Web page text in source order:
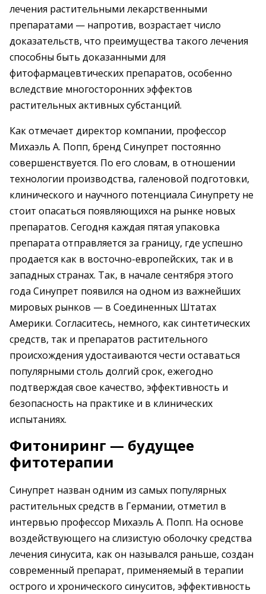
лечения растительными лекарственными
препаратами — напротив, возрастает число
доказательств, что преимущества такого лечения
способны быть доказанными для
фитофармацевтических препаратов, особенно
вследствие многосторонних эффектов
растительных активных субстанций.
Как отмечает директор компании, профессор
Михаэль А. Попп, бренд Синупрет постоянно
совершенствуется. По его словам, в отношении
технологии производства, галеновой подготовки,
клинического и научного потенциала Синупрету не
стоит опасаться появляющихся на рынке новых
препаратов. Сегодня каждая пятая упаковка
препарата отправляется за границу, где успешно
продается как в восточно-европейских, так и в
западных странах. Так, в начале сентября этого
года Синупрет появился на одном из важнейших
мировых рынков — в Соединенных Штатах
Америки. Согласитесь, немного, как синтетических
средств, так и препаратов растительного
происхождения удостаиваются чести оставаться
популярными столь долгий срок, ежегодно
подтверждая свое качество, эффективность и
безопасность на практике и в клинических
испытаниях.
Фитониринг — будущее
фитотерапии
Синупрет назван одним из самых популярных
растительных средств в Германии, отметил в
интервью профессор Михаэль А. Попп. На основе
воздействующего на слизистую оболочку средства
лечения синусита, как он назывался раньше, создан
современный препарат, применяемый в терапии
острого и хронического синуситов, эффективность